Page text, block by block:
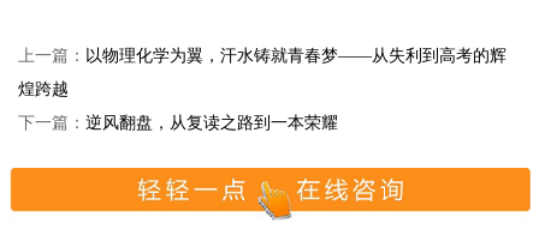
上一篇： 以物理化学为翼，汗水铸就青春梦——从失利到高考的辉
煌跨越
下一篇： 逆风翻盘，从复读之路到一本荣耀